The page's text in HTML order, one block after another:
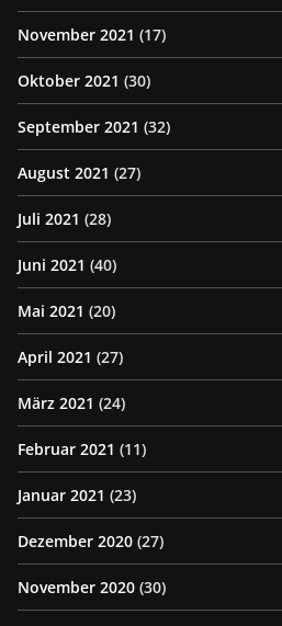
November 2021 (17)
Oktober 2021 (30)
September 2021 (32)
August 2021 (27)
Juli 2021 (28)
Juni 2021 (40)
Mai 2021 (20)
April 2021 (27)
März 2021 (24)
Februar 2021 (11)
Januar 2021 (23)
Dezember 2020 (27)
November 2020 (30)